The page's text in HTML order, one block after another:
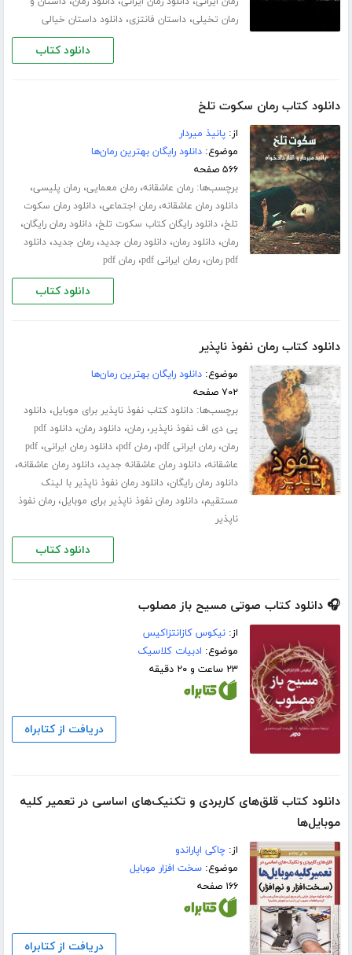
رمان تخیلی،داستان فانتزی،دانلود داستان خیالی
دانلود کتاب
دانلود کتاب رمان سکوت تلخ
از:پانیذ میردار
موضوع:دانلود رایگان بهترین رمان‌ها
۵۶۶ صفحه
برچسب‌ها:رمان عاشقانه،رمان معمایی،رمان پلیسی،
دانلود رمان عاشقانه،رمان اجتماعی،دانلود رمان سکوت
تلخ،دانلود رایگان کتاب سکوت تلخ،دانلود رمان رایگان،
رمان،دانلود رمان،دانلود رمان جدید،رمان جدید،دانلود
pdf رمان
،رمان ایرانی pdf ،رمان pdf
دانلود کتاب
دانلود کتاب رمان نفوذ ناپذیر
موضوع:دانلود رایگان بهترین رمان‌ها
۷۰۲ صفحه
برچسب‌ها:دانلود کتاب نفوذ ناپذیر برای موبایل،دانلود
پی دی اف نفوذ ناپذیر،رمان،دانلود رمان،
دانلود pdf
رمان،رمان ایرانی pdf ،رمان pdf ،دانلود رمان ایرانی،pdf
عاشقانه،دانلود رمان عاشقانه جدید،دانلود رمان عاشقانه،
دانلود رمان رایگان،دانلود رمان نفوذ ناپذیر با لینک
مستقیم،دانلود رمان نفوذ ناپذیر برای موبایل،رمان نفوذ
ناپذیر
دانلود کتاب
🎧 دانلود کتاب صوتی مسیح باز مصلوب
از:نیکوس کازانتزاکیس
موضوع: ادبیات کلاسیک
۲۳ ساعت و ۲۰ دقیقه
دریافت از کتابراه
دانلود کتاب قلق‌های کاربردی و تکنیک‌های اساسی در تعمیر کلیه
موبایل‌ها
از:چاکی اپاراندو
موضوع:سخت افزار موبایل
۱۶۶ صفحه
دریافت از کتابراه